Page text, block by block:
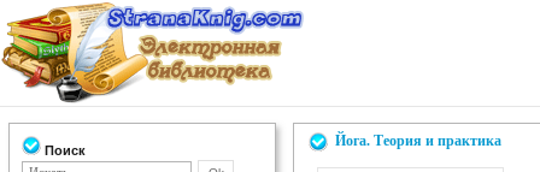
Поиск
Йога. Теория и практика